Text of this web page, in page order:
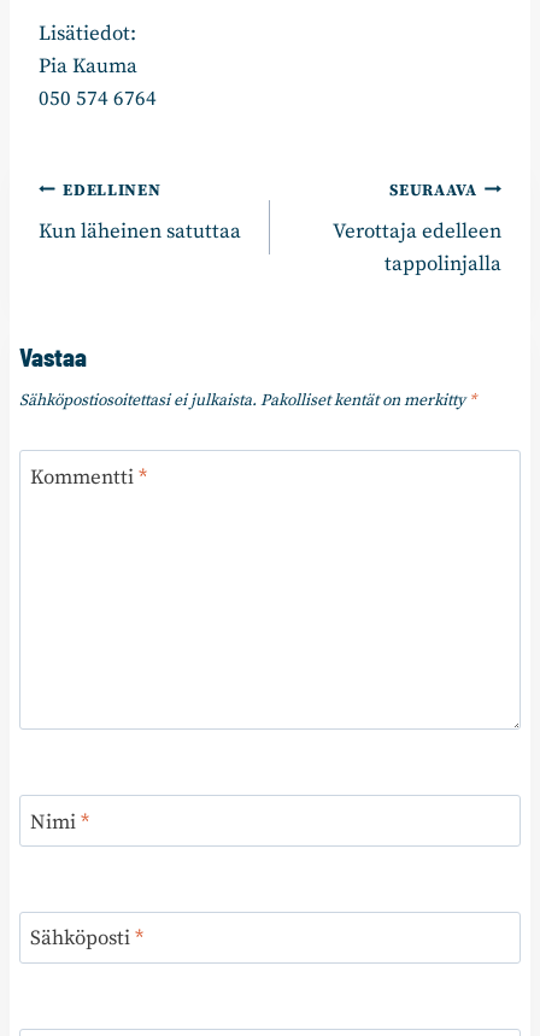
Lisätiedot:
Pia Kauma
050 574 6764
Artikkelien
selaus
EDELLINEN
Kun läheinen satuttaa
SEURAAVA
Verottaja edelleen
tappolinjalla
Vastaa
Sähköpostiosoitettasi ei julkaista. Pakolliset kentät on merkitty*
Kommentti*
Nimi*
Sähköposti*